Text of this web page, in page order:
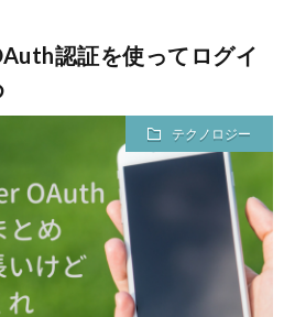
認証を使ってログイ
テクノロジー